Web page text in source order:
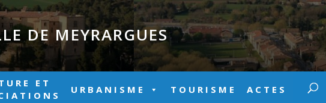
DE MEYRARGUES
ET
URBANISME TOURISME ACTES